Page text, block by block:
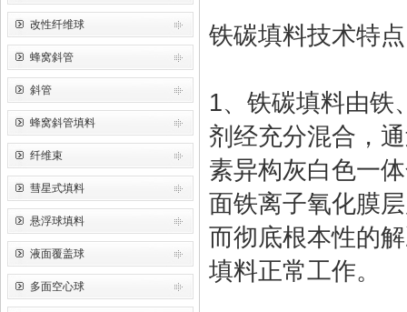
改性纤维球
蜂窝斜管
斜管
蜂窝斜管填料
纤维束
彗星式填料
悬浮球填料
液面覆盖球
多面空心球
铁碳填料技术特点
1、铁碳填料由铁
剂经充分混合，
素异构灰白色一
面铁离子氧化膜
而彻底根本性的
填料正常工作。